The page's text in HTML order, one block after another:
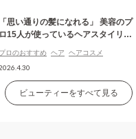
「思い通りの髪になれる」 美容のプ
ロ15人が使っているヘアスタイリン
プロのおすすめ ヘア ヘアコスメ
ビューティーをすべて見る